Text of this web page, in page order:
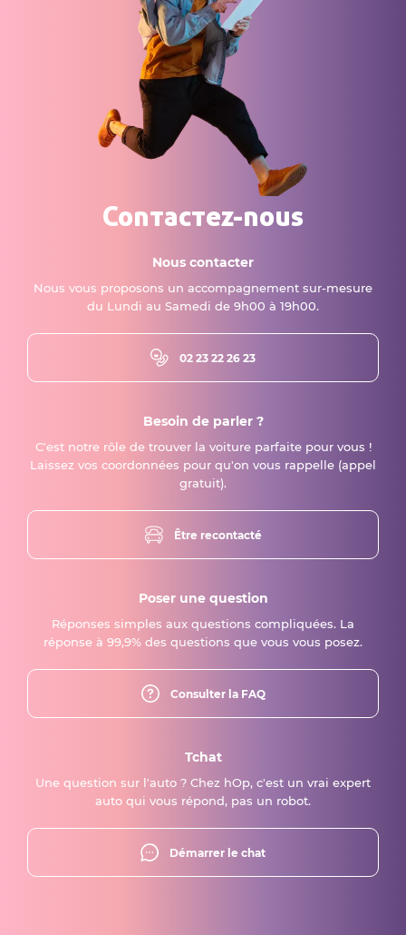
Contactez-nous
Nous contacter
Nous vous proposons un accompagnement sur-mesure
du Lundi au Samedi de 9h00 à 19h00.
02 23 22 26 23
Besoin de parler ?
C'est notre rôle de trouver la voiture parfaite pour vous !
Laissez vos coordonnées pour qu'on vous rappelle (appel
gratuit).
Être recontacté
Poser une question
Réponses simples aux questions compliquées. La
réponse à 99,9% des questions que vous vous posez.
Consulter la FAQ
Tchat
Une question sur l'auto ? Chez hOp, c'est un vrai expert
auto qui vous répond, pas un robot.
Démarrer le chat